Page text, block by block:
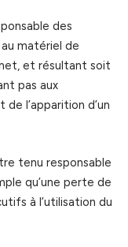
des
matériel de
et résultant soit
pas aux
l’apparition d’un
tenu responsable
qu’une perte de
à l’utilisation du